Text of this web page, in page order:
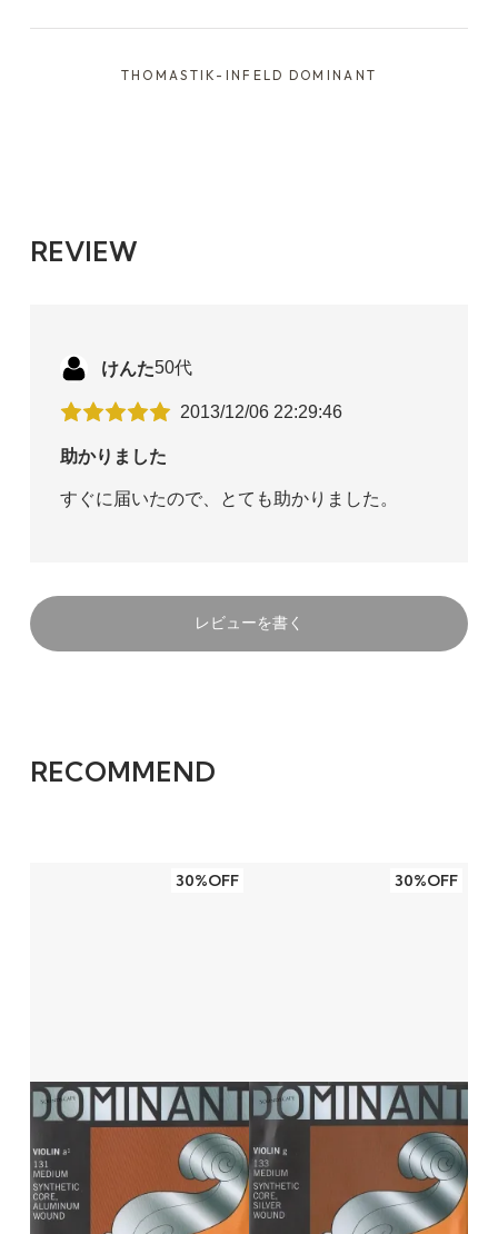
THOMASTIK-INFELD DOMINANT
REVIEW
けんた50代
2013/12/06 22:29:46
助かりました
すぐに届いたので、とても助かりました。
レビューを書く
RECOMMEND
30%OFF 30%OFF